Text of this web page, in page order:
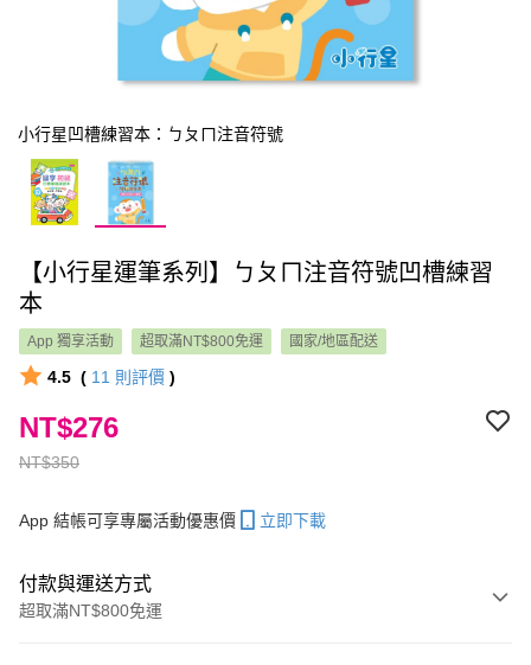
小行星凹槽練習本：ㄅㄆㄇ注音符號
【小行星運筆系列】ㄅㄆㄇ注音符號凹槽練習
本
App 獨享活動 超取滿NT$800免運 國家/地區配送
4.5 ( 11 則評價 )
NT$350
NT$276
App 結帳可享專屬活動優惠價 立即下載
付款與運送方式
超取滿NT$800免運